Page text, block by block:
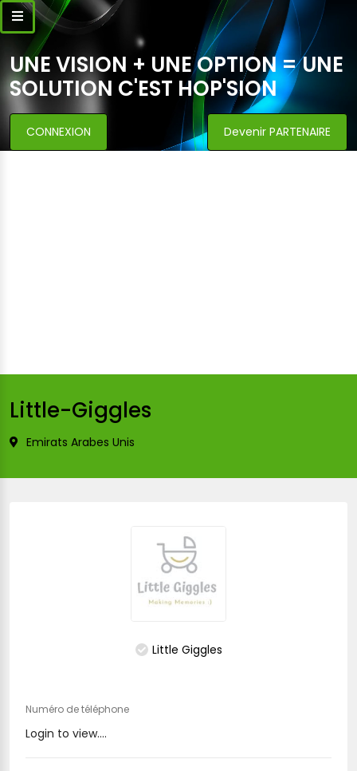
UNE VISION + UNE OPTION = UNE
SOLUTION C'EST HOP'SION
CONNEXION Devenir PARTENAIRE
Little-Giggles
Emirats Arabes Unis
Little Giggles
Numéro de téléphone
Login to view....